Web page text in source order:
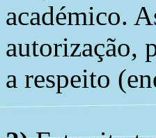
académico.
autorização,
a respeito